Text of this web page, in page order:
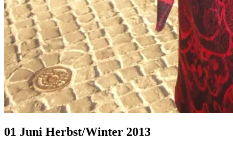
01 Juni Herbst/Winter 2013